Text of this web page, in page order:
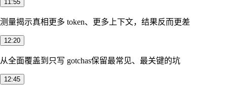
11:55
测量揭示真相 更多 token、更多上下文，结果反而更差
12:20
从全面覆盖到只写 gotchas保留最常见、最关键的坑
12:45